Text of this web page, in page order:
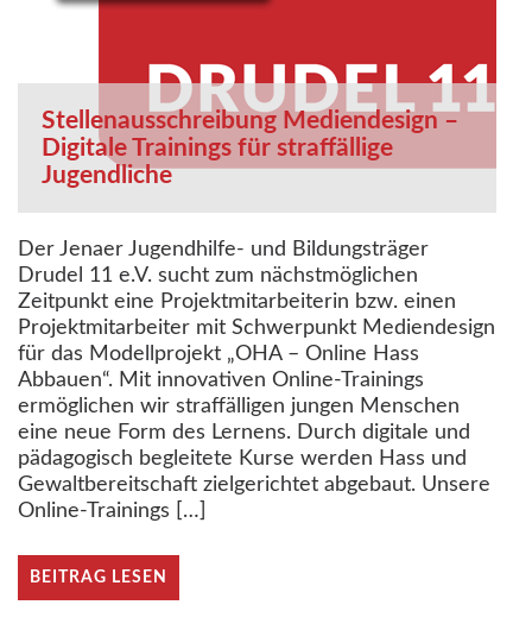
Stellenausschreibung Mediendesign –
Digitale Trainings für straffällige
Jugendliche
Der Jenaer Jugendhilfe- und Bildungsträger
Drudel 11 e.V. sucht zum nächstmöglichen
Zeitpunkt eine Projektmitarbeiterin bzw. einen
Projektmitarbeiter mit Schwerpunkt Mediendesign
für das Modellprojekt „OHA – Online Hass
Abbauen“. Mit innovativen Online-Trainings
ermöglichen wir straffälligen jungen Menschen
eine neue Form des Lernens. Durch digitale und
pädagogisch begleitete Kurse werden Hass und
Gewaltbereitschaft zielgerichtet abgebaut. Unsere
Online-Trainings […]
BEITRAG LESEN